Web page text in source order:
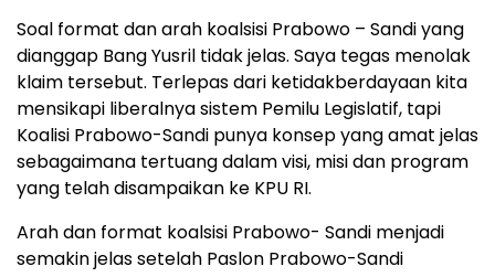
Soal format dan arah koalsisi Prabowo – Sandi yang
dianggap Bang Yusril tidak jelas. Saya tegas menolak
klaim tersebut. Terlepas dari ketidakberdayaan kita
mensikapi liberalnya sistem Pemilu Legislatif, tapi
Koalisi Prabowo-Sandi punya konsep yang amat jelas
sebagaimana tertuang dalam visi, misi dan program
yang telah disampaikan ke KPU RI.
Arah dan format koalsisi Prabowo- Sandi menjadi
semakin jelas setelah Paslon Prabowo-Sandi